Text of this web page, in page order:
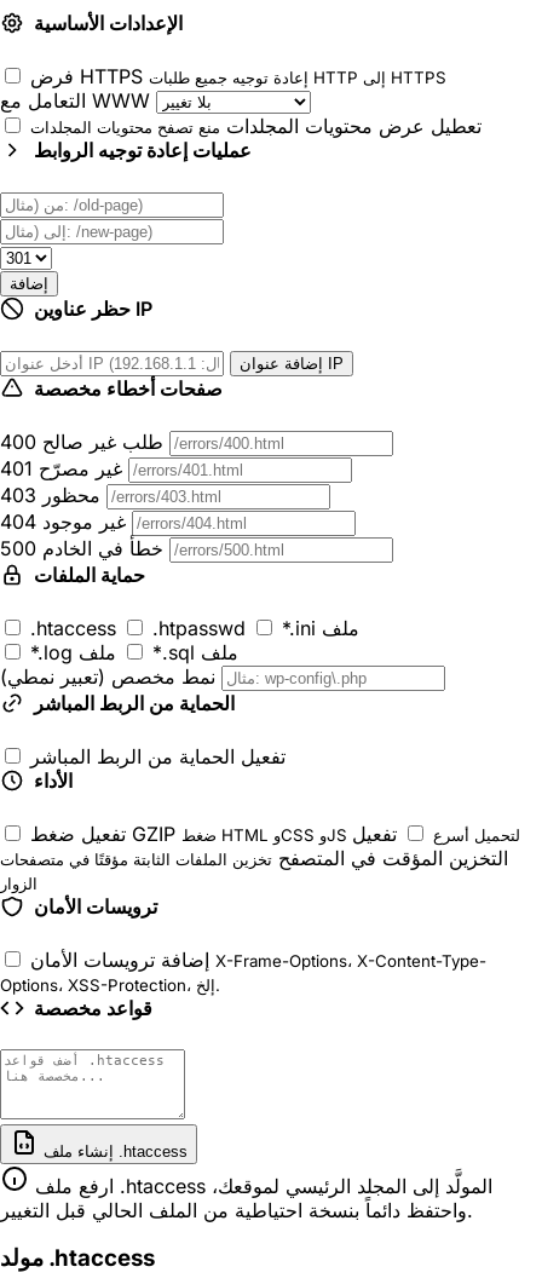
الإعدادات الأساسية
فرض HTTPS إعادة توجيه جميع طلبات HTTP إلى HTTPS
التعامل مع WWW
تعطيل عرض محتويات المجلدات منع تصفح محتويات المجلدات
عمليات إعادة توجيه الروابط
إضافة
حظر عناوين IP
إضافة عنوان IP
صفحات أخطاء مخصصة
400 طلب غير صالح
401 غير مصرّح
403 محظور
404 غير موجود
500 خطأ في الخادم
حماية الملفات
.htaccess .htpasswd
*.ini ملف
*.log ملف
*.sql ملف
نمط مخصص (تعبير نمطي)
الحماية من الربط المباشر
تفعيل الحماية من الربط المباشر
الأداء
تفعيل ضغط GZIP ضغط HTML وCSS وJS لتحميل أسرع
تفعيل
التخزين المؤقت في المتصفح تخزين الملفات الثابتة مؤقتًا في متصفحات
الزوار
ترويسات الأمان
إضافة ترويسات الأمان X-Frame-Options، X-Content-Type-
Options، XSS-Protection، إلخ.
قواعد مخصصة
إنشاء ملف ‎.htaccess‎
ارفع ملف .htaccess المولَّد إلى المجلد الرئيسي لموقعك،
واحتفظ دائماً بنسخة احتياطية من الملف الحالي قبل التغيير.
مولد .htaccess